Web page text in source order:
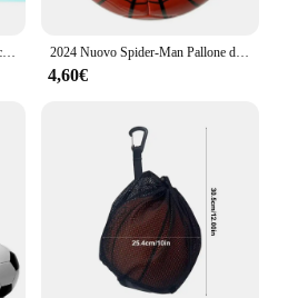
2024 Nuovo Spider-Man Pallone da calcio Studente Calcio Campus Gioco di allenamento Calcio in PVC Regalo di compleanno per bambini Giocattolo Regali di festa
4,60€